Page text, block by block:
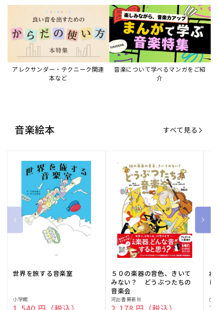
アレクサンダー・テクニーク関連
本など
音楽について学べるマンガをご紹
介
音楽絵本 すべて見る
世界を旅する音楽室
販
小学館
５０の楽器の音色、きいて
みない？ どうぶつたちの
音楽会
販
河出書房新社
ね
販ひ